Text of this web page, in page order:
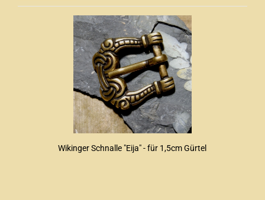
Wikinger Schnalle "Eija" - für 1,5cm Gürtel